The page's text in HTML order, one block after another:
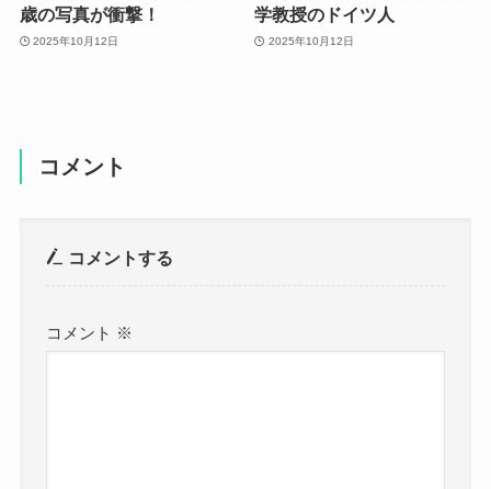
歳の写真が衝撃！
2025年10月12日
学教授のドイツ人
2025年10月12日
コメント
コメントする
コメント ※